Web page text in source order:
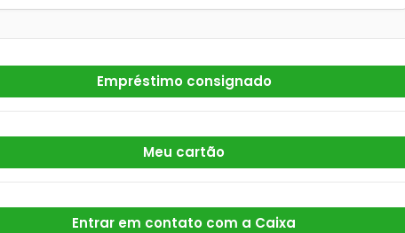
Empréstimo consignado
Meu cartão
Entrar em contato com a Caixa